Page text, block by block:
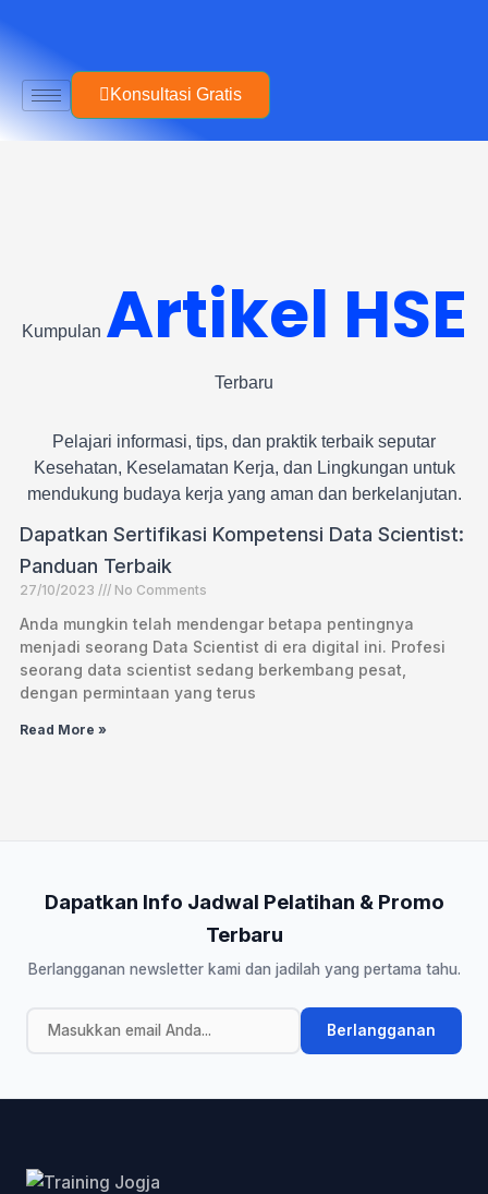
to
content
Konsultasi Gratis
Kumpulan Artikel HSE
Terbaru
Pelajari informasi, tips, dan praktik terbaik seputar
Kesehatan, Keselamatan Kerja, dan Lingkungan untuk
mendukung budaya kerja yang aman dan berkelanjutan.
Dapatkan Sertifikasi Kompetensi Data Scientist:
Panduan Terbaik
27/10/2023 No Comments
Anda mungkin telah mendengar betapa pentingnya
menjadi seorang Data Scientist di era digital ini. Profesi
seorang data scientist sedang berkembang pesat,
dengan permintaan yang terus
Read More »
Dapatkan Info Jadwal Pelatihan & Promo
Terbaru
Berlangganan newsletter kami dan jadilah yang pertama tahu.
Berlangganan